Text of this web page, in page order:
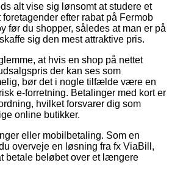
alt vise sig lønsomt at studere et
efter rabat på Fermob
før du shopper, således at man er på
sig den mest attraktive pris.
at hvis en shop på nettet
der kan ses som
bør det i nogle tilfælde være en
e-forretning. Betalinger med kort er
hvilket forsvarer dig som
online butikker.
eller mobilbetaling. Som en
overveje en løsning fra fx ViaBill,
betale beløbet over et længere